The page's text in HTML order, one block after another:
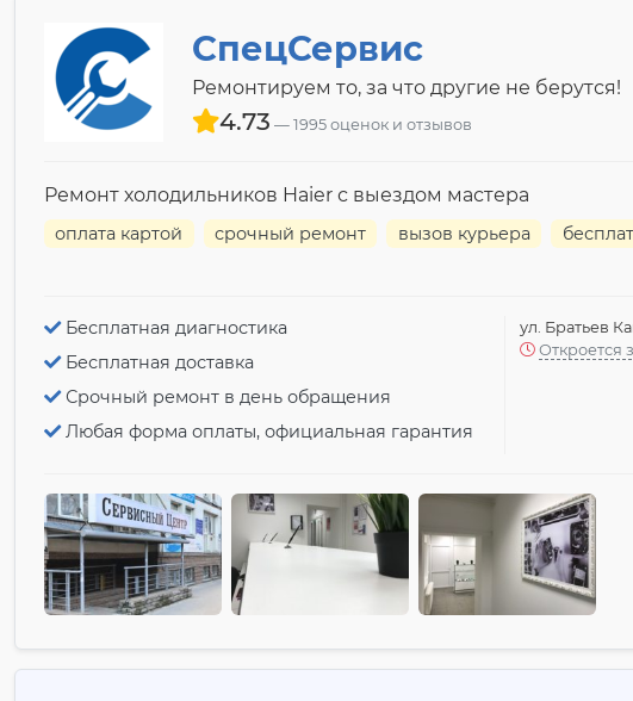
СпецСервис
Ремонтируем то, за что другие не берутся!
4.73 1995 оценок и отзывов
Ремонт холодильников Haier с выездом мастера
оплата картой срочный ремонт вызов курьера
Бесплатная диагностика
Бесплатная доставка
Срочный ремонт в день обращения
Любая форма оплаты, официальная гарантия
ул. Братьев
Откроется